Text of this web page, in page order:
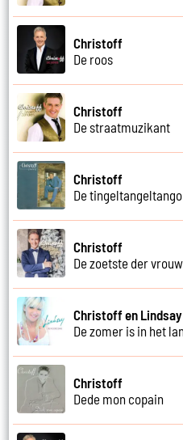
Christoff
De roos
Christoff
De straatmuzikant
Christoff
De tingeltangeltango
Christoff
De zoetste der
Christoff en Lindsay
De zomer is in het
Christoff
Dede mon copain